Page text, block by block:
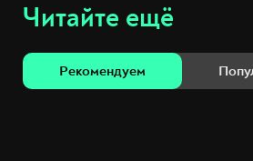
Читайте ещё
Рекомендуем